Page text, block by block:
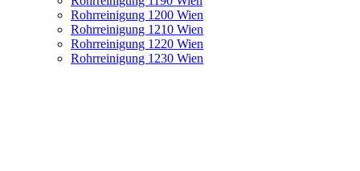
Rohrreinigung 1200 Wien
Rohrreinigung 1210 Wien
Rohrreinigung 1220 Wien
Rohrreinigung 1230 Wien